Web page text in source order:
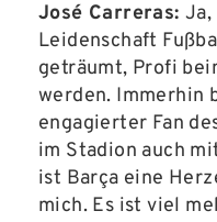
José Carreras: Ja,
Leidenschaft
geträumt, Profi
werden. Immerhin
engagierter Fan
im Stadion auch
ist Barça eine
mich. Es ist viel